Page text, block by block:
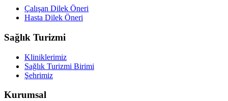
Çalışan Dilek Öneri
Hasta Dilek Öneri
Sağlık Turizmi
Kliniklerimiz
Sağlık Turizmi Birimi
Şehrimiz
Kurumsal